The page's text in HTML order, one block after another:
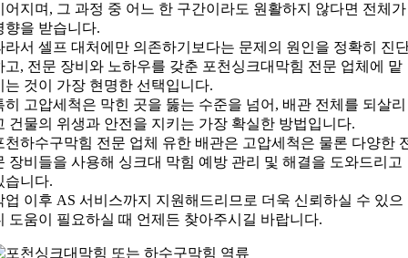
어지며, 그 과정 중 어느 한 구간이라도 원활하지 않다면 전체가
향을 받습니다.
라서 셀프 대처에만 의존하기보다는 문제의 원인을 정확히 진
고, 전문 장비와 노하우를 갖춘 포천싱크대막힘 전문 업체에 맡
는 것이 가장 현명한 선택입니다.
히 고압세척은 막힌 곳을 뚫는 수준을 넘어, 배관 전체를 되살리
건물의 위생과 안전을 지키는 가장 확실한 방법입니다.
천하수구막힘 전문 업체 유한 배관은 고압세척은 물론 다양한
장비들을 사용해 싱크대 막힘 예방 관리 및 해결을 도와드리고
습니다.
업 이후 AS 서비스까지 지원해드리므로 더욱 신뢰하실 수 있으
도움이 필요하실 때 언제든 찾아주시길 바랍니다.